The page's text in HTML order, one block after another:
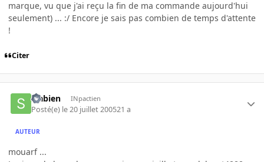
marque, vu que j'ai reçu la fin de ma commande aujourd'hui
seulement) ... :/ Encore je sais pas combien de temps d'attente
!
Citer
sfabien INpactien
Posté(e) le 20 juillet 200521 a
AUTEUR
mouarf ...